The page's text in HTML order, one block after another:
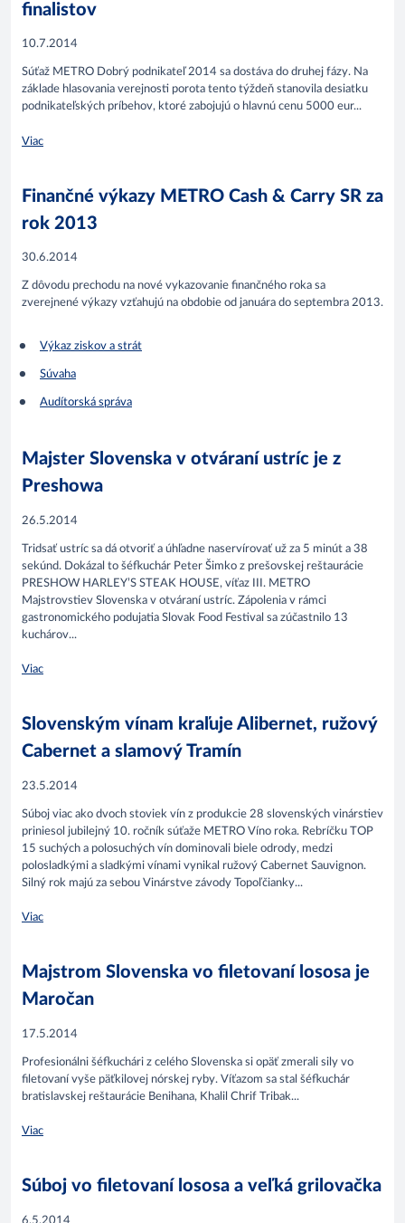
finalistov
10.7.2014
Súťaž METRO Dobrý podnikateľ 2014 sa dostáva do druhej fázy. Na
základe hlasovania verejnosti porota tento týždeň stanovila desiatku
podnikateľských príbehov, ktoré zabojujú o hlavnú cenu 5000 eur...
Viac
Finančné výkazy METRO Cash & Carry SR za
rok 2013
30.6.2014
Z dôvodu prechodu na nové vykazovanie finančného roka sa
zverejnené výkazy vzťahujú na obdobie od januára do septembra 2013.
Výkaz ziskov a strát
Súvaha
Audítorská správa
Majster Slovenska v otváraní ustríc je z
Preshowa
26.5.2014
Tridsať ustríc sa dá otvoriť a úhľadne naservírovať už za 5 minút a 38
sekúnd. Dokázal to šéfkuchár Peter Šimko z prešovskej reštaurácie
PRESHOW HARLEY’S STEAK HOUSE, víťaz III. METRO
Majstrovstiev Slovenska v otváraní ustríc. Zápolenia v rámci
gastronomického podujatia Slovak Food Festival sa zúčastnilo 13
kuchárov...
Viac
Slovenským vínam kraľuje Alibernet, ružový
Cabernet a slamový Tramín
23.5.2014
Súboj viac ako dvoch stoviek vín z produkcie 28 slovenských vinárstiev
priniesol jubilejný 10. ročník súťaže METRO Víno roka. Rebríčku TOP
15 suchých a polosuchých vín dominovali biele odrody, medzi
polosladkými a sladkými vínami vynikal ružový Cabernet Sauvignon.
Silný rok majú za sebou Vinárstve závody Topoľčianky...
Viac
Majstrom Slovenska vo filetovaní lososa je
Maročan
17.5.2014
Profesionálni šéfkuchári z celého Slovenska si opäť zmerali sily vo
filetovaní vyše päťkilovej nórskej ryby. Víťazom sa stal šéfkuchár
bratislavskej reštaurácie Benihana, Khalil Chrif Tribak...
Viac
Súboj vo filetovaní lososa a veľká grilovačka
6.5.2014